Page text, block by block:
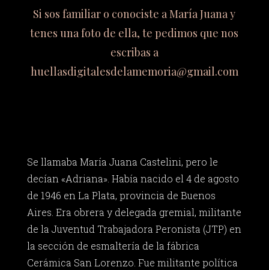
Si sos familiar o conociste a María Juana y
tenes una foto de ella, te pedimos que nos
escribas a
huellasdigitalesdelamemoria@gmail.com
Se llamaba María Juana Castelini, pero le
decían «Adriana». Había nacido el 4 de agosto
de 1946 en La Plata, provincia de Buenos
Aires. Era obrera y delegada gremial, militante
de la Juventud Trabajadora Peronista (JTP) en
la sección de esmaltería de la fábrica
Cerámica San Lorenzo. Fue militante política